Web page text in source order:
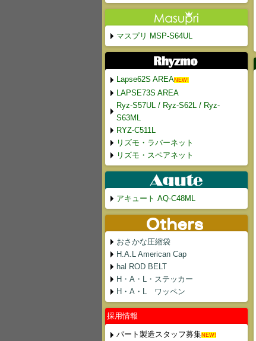
マスプリ MSP-S64UL
Lapse62S AREANEW!
LAPSE73S AREA
Ryz-S57UL / Ryz-S62L / Ryz-
S63ML
RYZ-C511L
リズモ・ラバーネット
リズモ・スペアネット
アキュート AQ-C48ML
おさかな圧縮袋
H.A.L American Cap
hal ROD BELT
H・A・L・ステッカー
H・A・L ワッペン
採用情報
パート製造スタッフ募集NEW!